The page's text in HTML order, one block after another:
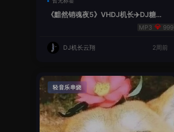
《黯然销魂夜5》VHDJ机长✈️DJ糖果
999
DJ机长云翔 2周前
轻音乐串烧